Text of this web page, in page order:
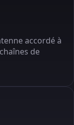
accordé à
de